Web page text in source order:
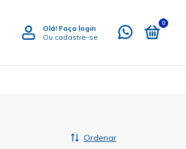
Olá! Faça login
Ou cadastre-se
0
Ordenar